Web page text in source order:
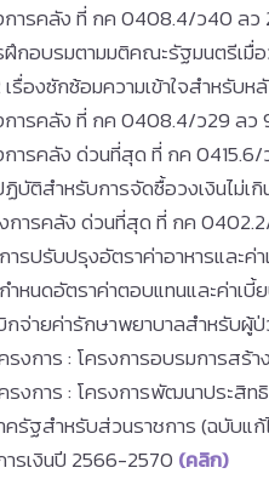
ารคลัง ที่ กค 0408.4/ว40 ลว
กอบรมตามมติคณะรัฐมนตรีเมื่
เรื่องซักซ้อมความเข้าใจสำหรับ
รคลัง ที่ กค 0408.4/ว29 ลว 9
ารคลัง ด่วนที่สุด ที่ กค
บัติสำหรับการจัดซื้อวงเงินไม่เ
ารคลัง ด่วนที่สุด ที่ กค
ารปรับปรุงอัตราค่าอาหารและ
ำหนดอัตราค่าตอบแทนและค่า
จ่ายค่ารักษาพยาบาลสำหรับผู้ป่
รงการ : โครงการอบรมการส
รงการ : โครงการพัฒนาประสิ
ฐสำหรับส่วนราชการ (ฉบับแก้
รเงินปี 2566-2570 (คลิก)